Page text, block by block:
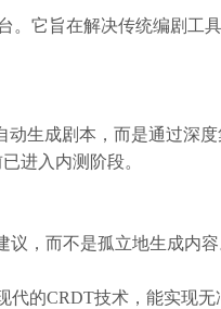
它旨在解决传统编剧工
生成剧本，而是通过深
进入内测阶段。
，而不是孤立地生成内
的CRDT技术，能实现